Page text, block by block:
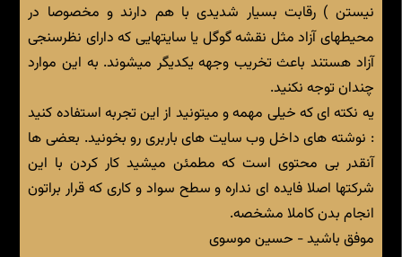
نیستن ) رقابت بسیار شدیدی با هم دارند و مخصوصا در
محیطهای آزاد مثل نقشه گوگل یا سایتهایی که دارای نظرسنجی
آزاد هستند باعث تخریب وجهه یکدیگر میشوند. به این موارد
چندان توجه نکنید.
یه نکته ای که خیلی مهمه و میتونید از این تجربه استفاده کنید
: نوشته های داخل وب سایت های باربری رو بخونید. بعضی ها
آنقدر بی محتوی است که مطمئن میشید کار کردن با این
شرکتها اصلا فایده ای نداره و سطح سواد و کاری که قرار براتون
انجام بدن کاملا مشخصه.
موفق باشید - حسین موسوی